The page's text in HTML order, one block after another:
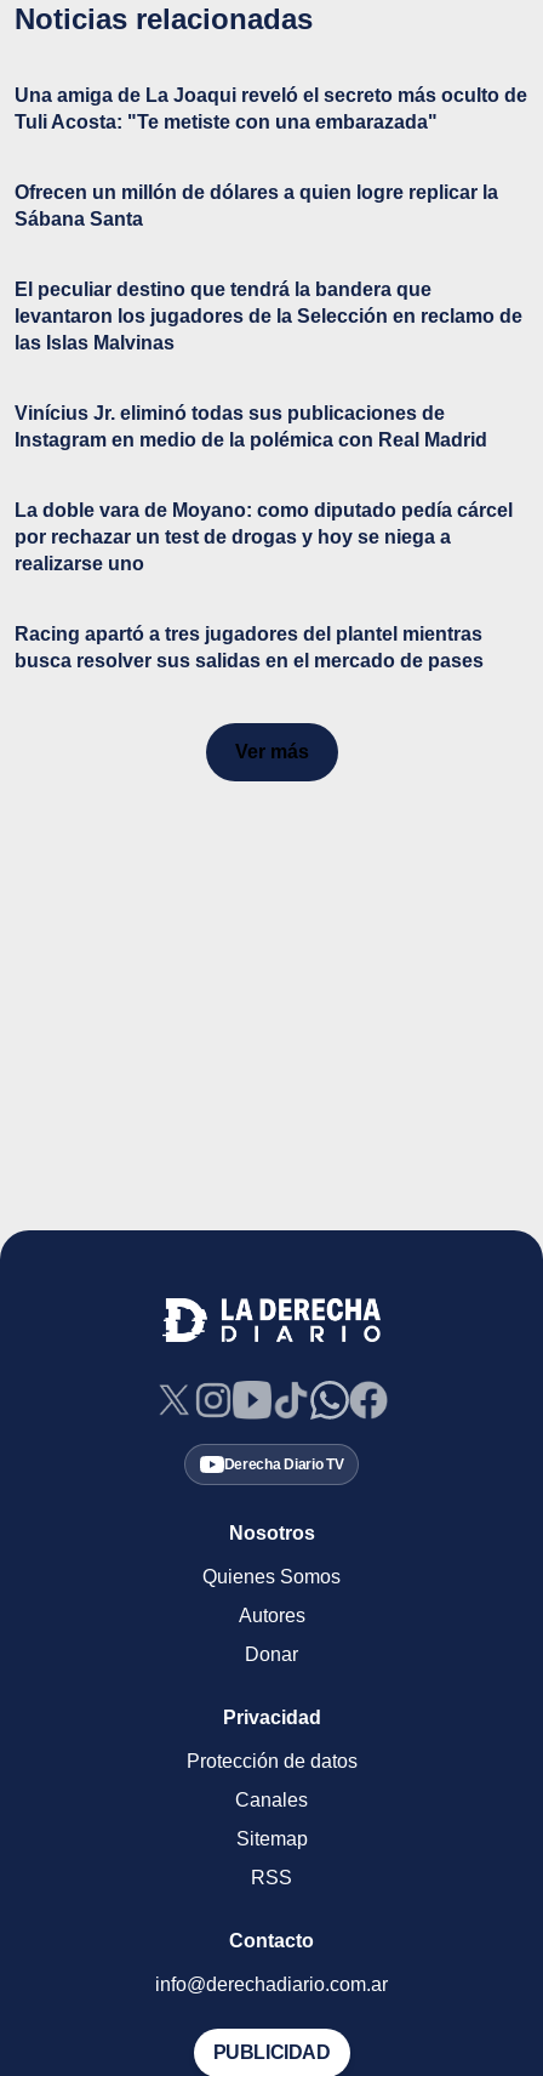
Noticias relacionadas
Una amiga de La Joaqui reveló el secreto más oculto de
Tuli Acosta: "Te metiste con una embarazada"
Ofrecen un millón de dólares a quien logre replicar la
Sábana Santa
El peculiar destino que tendrá la bandera que
levantaron los jugadores de la Selección en reclamo de
las Islas Malvinas
Vinícius Jr. eliminó todas sus publicaciones de
Instagram en medio de la polémica con Real Madrid
La doble vara de Moyano: como diputado pedía cárcel
por rechazar un test de drogas y hoy se niega a
realizarse uno
Racing apartó a tres jugadores del plantel mientras
busca resolver sus salidas en el mercado de pases
Ver más
Derecha Diario TV
Nosotros
Quienes Somos
Autores
Donar
Privacidad
Protección de datos
Canales
Sitemap
RSS
Contacto
info@derechadiario.com.ar
PUBLICIDAD